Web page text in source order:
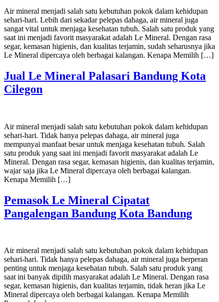
Air mineral menjadi salah satu kebutuhan pokok dalam kehidupan
sehari-hari. Lebih dari sekadar pelepas dahaga, air mineral juga
sangat vital untuk menjaga kesehatan tubuh. Salah satu produk yang
saat ini menjadi favorit masyarakat adalah Le Mineral. Dengan rasa
segar, kemasan higienis, dan kualitas terjamin, sudah seharusnya jika
Le Mineral dipercaya oleh berbagai kalangan. Kenapa Memilih […]
Jual Le Mineral Palasari Bandung Kota
Cilegon
Air mineral menjadi salah satu kebutuhan pokok dalam kehidupan
sehari-hari. Tidak hanya pelepas dahaga, air mineral juga
mempunyai manfaat besar untuk menjaga kesehatan tubuh. Salah
satu produk yang saat ini menjadi favorit masyarakat adalah Le
Mineral. Dengan rasa segar, kemasan higienis, dan kualitas terjamin,
wajar saja jika Le Mineral dipercaya oleh berbagai kalangan.
Kenapa Memilih […]
Pemasok Le Mineral Cipatat
Pangalengan Bandung Kota Bandung
Air mineral menjadi salah satu kebutuhan pokok dalam kehidupan
sehari-hari. Tidak hanya pelepas dahaga, air mineral juga berperan
penting untuk menjaga kesehatan tubuh. Salah satu produk yang
saat ini banyak dipilih masyarakat adalah Le Mineral. Dengan rasa
segar, kemasan higienis, dan kualitas terjamin, tidak heran jika Le
Mineral dipercaya oleh berbagai kalangan. Kenapa Memilih